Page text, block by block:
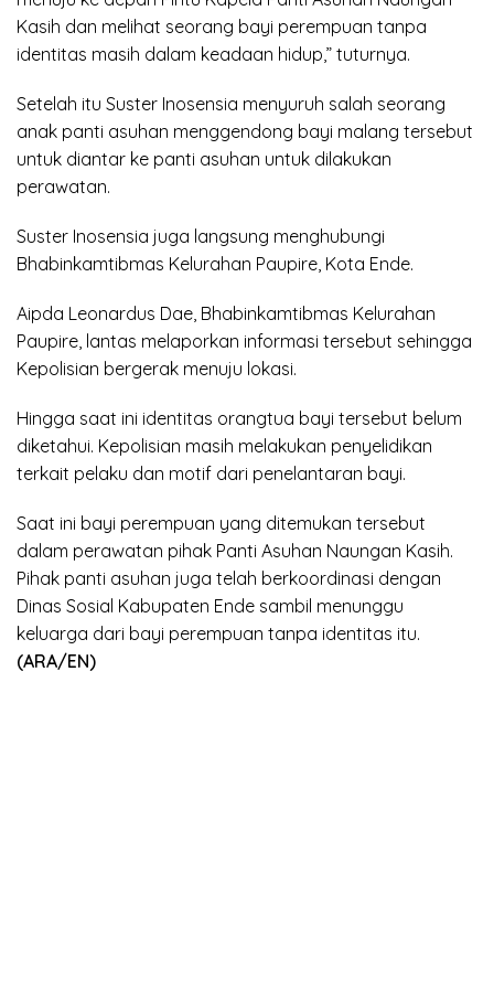
Kasih dan melihat seorang bayi perempuan tanpa
identitas masih dalam keadaan hidup,” tuturnya.
Setelah itu Suster Inosensia menyuruh salah seorang
anak panti asuhan menggendong bayi malang tersebut
untuk diantar ke panti asuhan untuk dilakukan
perawatan.
Suster Inosensia juga langsung menghubungi
Bhabinkamtibmas Kelurahan Paupire, Kota Ende.
Aipda Leonardus Dae, Bhabinkamtibmas Kelurahan
Paupire, lantas melaporkan informasi tersebut sehingga
Kepolisian bergerak menuju lokasi.
Hingga saat ini identitas orangtua bayi tersebut belum
diketahui. Kepolisian masih melakukan penyelidikan
terkait pelaku dan motif dari penelantaran bayi.
Saat ini bayi perempuan yang ditemukan tersebut
dalam perawatan pihak Panti Asuhan Naungan Kasih.
Pihak panti asuhan juga telah berkoordinasi dengan
Dinas Sosial Kabupaten Ende sambil menunggu
keluarga dari bayi perempuan tanpa identitas itu.
(ARA/EN)